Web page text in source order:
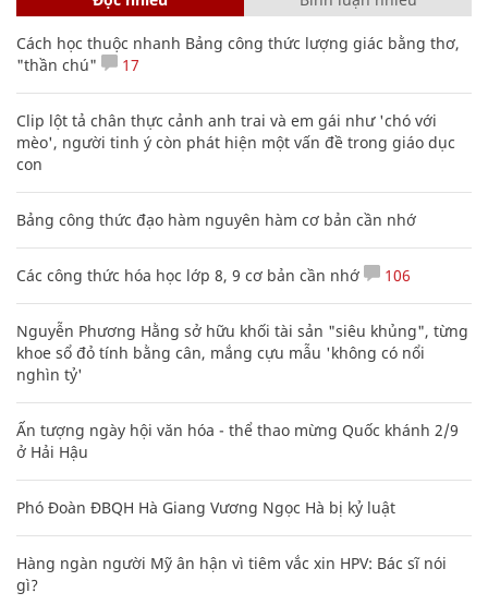
Cách học thuộc nhanh Bảng công thức lượng giác bằng thơ,
"thần chú"
17
Clip lột tả chân thực cảnh anh trai và em gái như 'chó với
mèo', người tinh ý còn phát hiện một vấn đề trong giáo dục
con
Bảng công thức đạo hàm nguyên hàm cơ bản cần nhớ
Các công thức hóa học lớp 8, 9 cơ bản cần nhớ 106
Nguyễn Phương Hằng sở hữu khối tài sản "siêu khủng", từng
khoe sổ đỏ tính bằng cân, mắng cựu mẫu 'không có nổi
nghìn tỷ'
Ấn tượng ngày hội văn hóa - thể thao mừng Quốc khánh 2/9
ở Hải Hậu
Phó Đoàn ĐBQH Hà Giang Vương Ngọc Hà bị kỷ luật
Hàng ngàn người Mỹ ân hận vì tiêm vắc xin HPV: Bác sĩ nói
gì?